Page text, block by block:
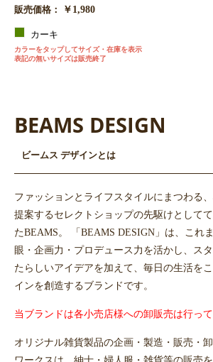
販売価格：
￥1,980
カーキ
カラーをタップしてサイズ・在庫を表示
表記の無いサイズは販売終了
BEAMS DESIGN
ビームス デザインとは
ファッションとライフスタイルにまつわる
提案するセレクトショップの先駆けとして
たBEAMS。 「BEAMS DESIGN」は、これ
眼・企画力・プロデュース力を活かし、ス
たらしいアイデアを加えて、毎日の生活を
インを創造するブランドです。
当ブランドは各小売店様への卸販売は行って
オリジナル雑貨製品の企画・製造・販売・